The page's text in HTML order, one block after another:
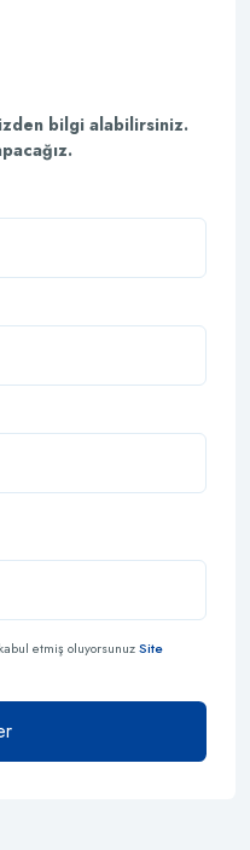
bilgi alabilirsiniz.
etmiş oluyorsunuzSite